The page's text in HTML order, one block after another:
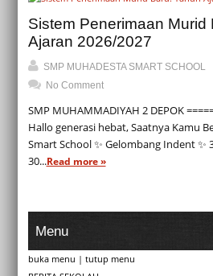
Sistem Penerimaan Murid
Ajaran 2026/2027
SMP MUHADESTA SMART SCHOOL
No Comment
SMP MUHAMMADIYAH 2 DEPOK
Hallo generasi hebat, Saatnya Kamu
Smart School ✨ Gelombang Indent ✨
30...Read more »
Menu
buka menu | tutup menu